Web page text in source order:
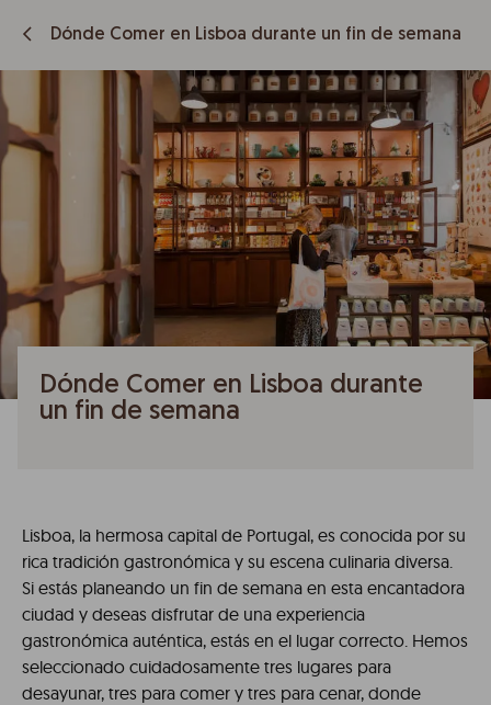
Dónde Comer en Lisboa durante un fin de semana
Dónde Comer en Lisboa durante
un fin de semana
Lisboa, la hermosa capital de Portugal, es conocida por su
rica tradición gastronómica y su escena culinaria diversa.
Si estás planeando un fin de semana en esta encantadora
ciudad y deseas disfrutar de una experiencia
gastronómica auténtica, estás en el lugar correcto. Hemos
seleccionado cuidadosamente tres lugares para
desayunar, tres para comer y tres para cenar, donde